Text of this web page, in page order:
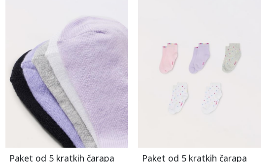
Paket od 5 kratkih čarapa
Paket od 5 kratkih čarapa